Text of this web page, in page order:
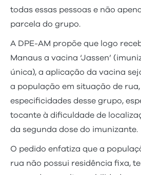
todas essas pessoas e não
parcela do grupo.
A DPE-AM propõe que logo
Manaus a vacina ‘Jassen’
única), a aplicação da vacina
a população em situação de
especificidades desse grupo,
tocante à dificuldade de
da segunda dose do imunizante.
O pedido enfatiza que a
rua não possui residência fixa,